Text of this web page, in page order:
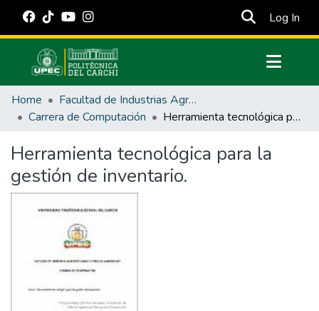
Log In
Communities & Collections
All of DSpace
Estadísticas Externas
Manuales
Home
Facultad de Industrias Agropecuarias y Ciencias Ambientales
Carrera de Computación
Herramienta tecnológica para la gestión de inventario.
Herramienta tecnológica para la
gestión de inventario.